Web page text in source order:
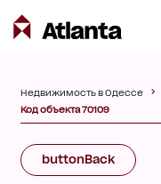
Недвижимость в Одессе
Код объекта 70109
buttonBack